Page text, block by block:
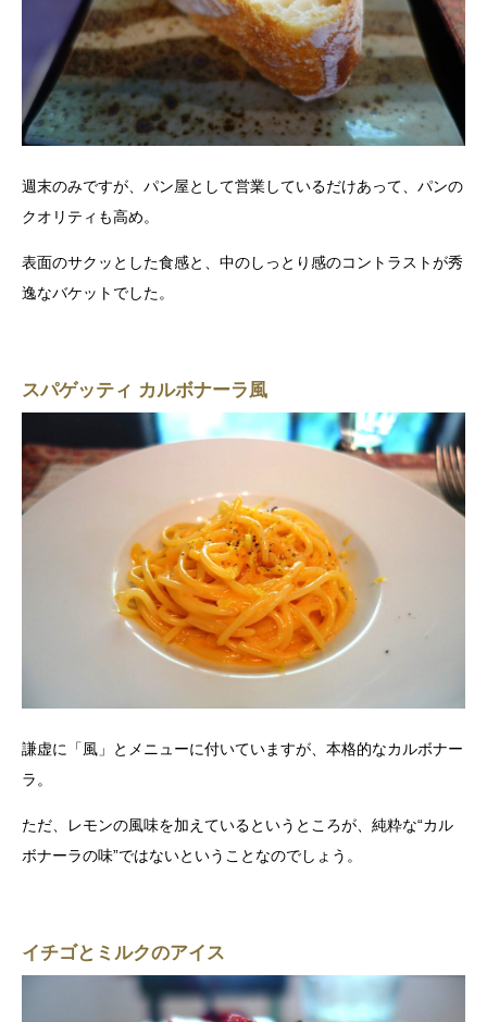
週末のみですが、パン屋として営業しているだけあって、パンの
クオリティも高め。
表面のサクッとした食感と、中のしっとり感のコントラストが秀
逸なバケットでした。
スパゲッティ カルボナーラ風
謙虚に「風」とメニューに付いていますが、本格的なカルボナー
ラ。
ただ、レモンの風味を加えているというところが、純粋な“カル
ボナーラの味”ではないということなのでしょう。
イチゴとミルクのアイス